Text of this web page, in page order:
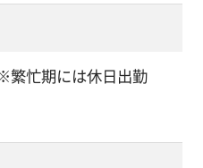
忙期には休日出勤